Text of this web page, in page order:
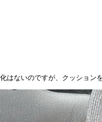
はないのですが、クッション